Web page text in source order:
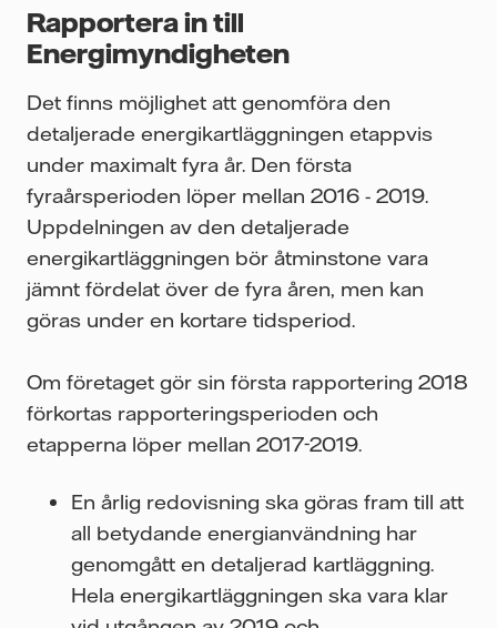
Rapportera in till
Energimyndigheten
Det finns möjlighet att genomföra den
detaljerade energikartläggningen etappvis
under maximalt fyra år. Den första
fyraårsperioden löper mellan 2016 - 2019.
Uppdelningen av den detaljerade
energikartläggningen bör åtminstone vara
jämnt fördelat över de fyra åren, men kan
göras under en kortare tidsperiod.
Om företaget gör sin första rapportering 2018
förkortas rapporteringsperioden och
etapperna löper mellan 2017-2019.
En årlig redovisning ska göras fram till att
all betydande energianvändning har
genomgått en detaljerad kartläggning.
Hela energikartläggningen ska vara klar